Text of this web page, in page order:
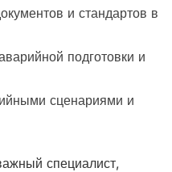
и стандартов в
подготовки и
сценариями и
специалист,